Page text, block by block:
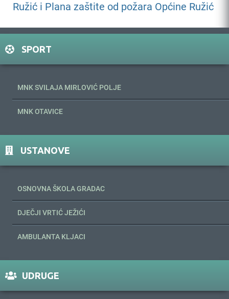
Ružić i Plana zaštite od požara Općine Ružić
SPORT
MNK SVILAJA MIRLOVIĆ POLJE
MNK OTAVICE
USTANOVE
OSNOVNA ŠKOLA GRADAC
DJEČJI VRTIĆ JEŽIĆI
AMBULANTA KLJACI
UDRUGE